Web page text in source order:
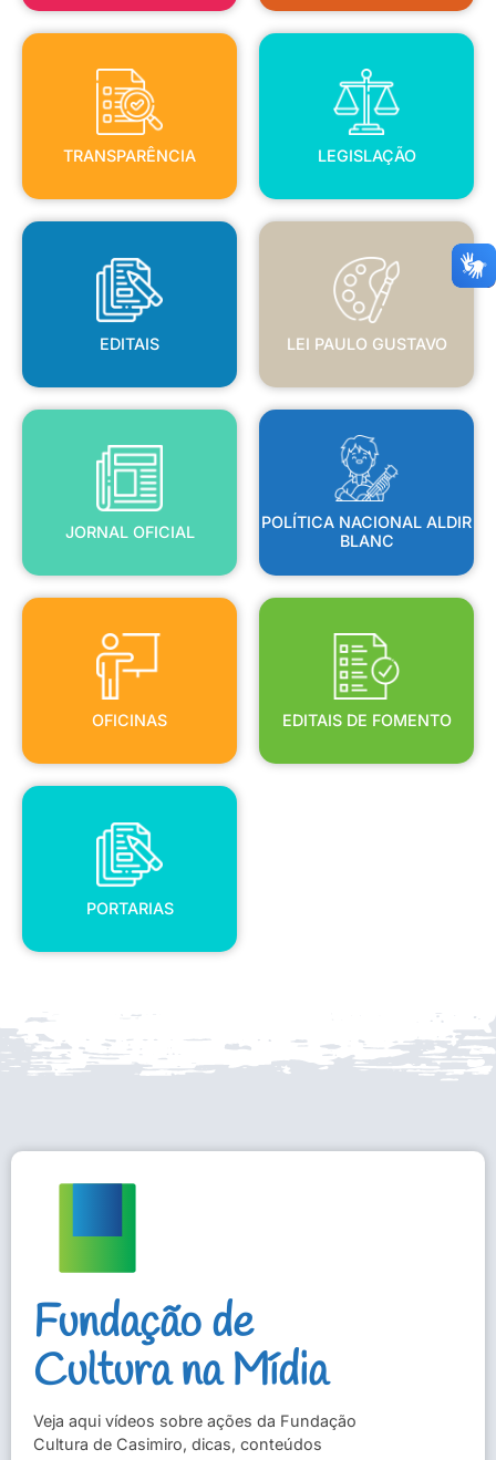
TRANSPARÊNCIA
TRANSPARÊNCIA
LEGISLAÇÃO
LEGISLAÇÃO
EDITAIS
EDITAIS
LEI PAULO GUSTAVO
LEI PAULO GUSTAVO
JORNAL OFICIAL
JORNAL OFICIAL
POLÍTICA NACIONAL ALDIR
BLANC
POLÍTICA NACIONAL ALDIR
BLANC
OFICINAS
OFICINAS
EDITAIS DE FOMENTO
EDITAIS DE FOMENTO
PORTARIAS
PORTARIAS
Fundação de
Cultura na Mídia
Veja aqui vídeos sobre ações da Fundação
Cultura de Casimiro, dicas, conteúdos